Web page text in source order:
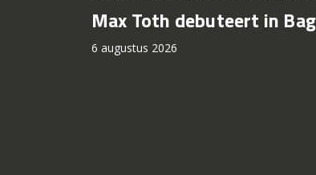
Max Toth debuteert in
6 augustus 2026